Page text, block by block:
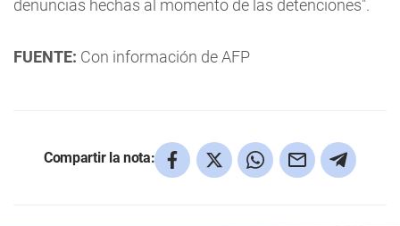
denuncias hechas al momento de las detenciones".
FUENTE: Con información de AFP
Compartir la nota: